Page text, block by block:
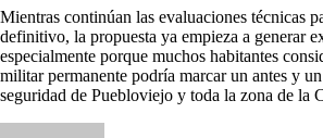
Mientras continúan las evaluaciones técnicas
definitivo, la propuesta ya empieza a generar
especialmente porque muchos habitantes
militar permanente podría marcar un antes y
seguridad de Puebloviejo y toda la zona de la